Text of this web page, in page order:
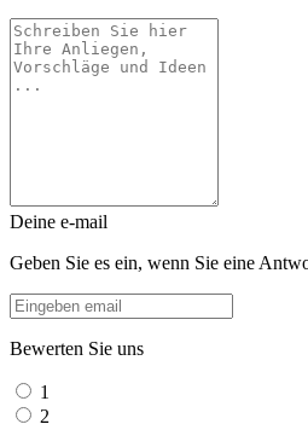
Deine e-mail
Geben Sie es ein, wenn Sie eine
Bewerten Sie uns
1
2